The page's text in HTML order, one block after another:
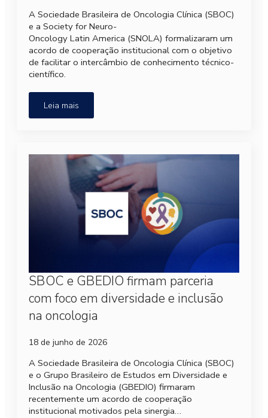
A Sociedade Brasileira de Oncologia Clínica (SBOC)
e a Society for Neuro-
Oncology Latin America (SNOLA) formalizaram um
acordo de cooperação institucional com o objetivo
de facilitar o intercâmbio de conhecimento técnico-
científico.
Leia mais
SBOC e GBEDIO firmam parceria
com foco em diversidade e inclusão
na oncologia
18 de junho de 2026
A Sociedade Brasileira de Oncologia Clínica (SBOC)
e o Grupo Brasileiro de Estudos em Diversidade e
Inclusão na Oncologia (GBEDIO) firmaram
recentemente um acordo de cooperação
institucional motivados pela sinergia…